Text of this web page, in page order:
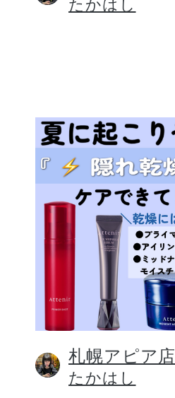
たかはし
札幌アピア店
たかはし